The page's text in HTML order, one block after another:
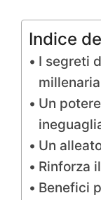
Indice
I segreti
millenaria
Un
Un
Rinforza
Benefici